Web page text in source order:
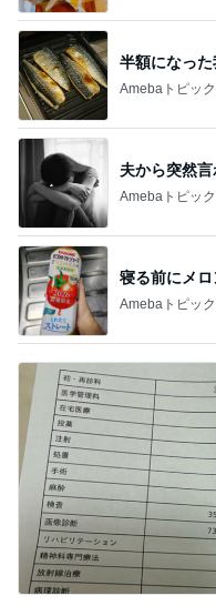
半額になっ
Amebaトピッ
夫から突然
Amebaトピッ
寝る前にメ
Amebaトピッ